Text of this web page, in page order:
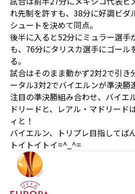
れ先制を許すも、38分に好調ビダ
シュートを決めて同点。
後半に入ると52分にミュラー選手
も、76分にタリスカ選手にゴール
る。
試合はそのまま動かず2対2で引き
ータル3対2でバイエルンが準決勝
注目の準決勝組み合わせ、バイエ
ドリードと、レアル・マドリード
ィと！
バイエルン、トリプレ目指してば
トイトイトイ=^_^=